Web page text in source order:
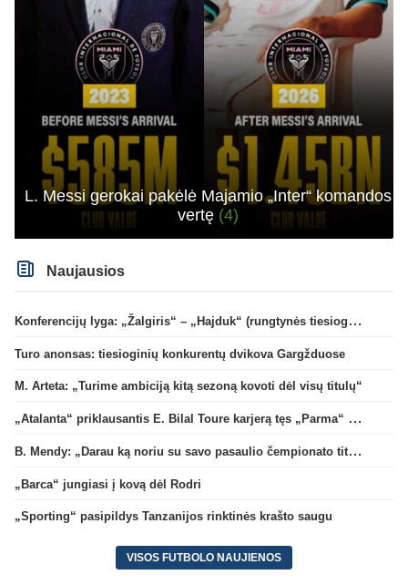
L. Messi gerokai pakėlė Majamio „Inter“ komandos
vertę (4)
Naujausios
Konferencijų lyga: „Žalgiris“ – „Hajduk“ (rungtynės tiesiogiai)
Turo anonsas: tiesioginių konkurentų dvikova Gargžduose
M. Arteta: „Turime ambiciją kitą sezoną kovoti dėl visų titulų“
„Atalanta“ priklausantis E. Bilal Toure karjerą tęs „Parma“ gretose
B. Mendy: „Darau ką noriu su savo pasaulio čempionato titulu“
„Barca“ jungiasi į kovą dėl Rodri
„Sporting“ pasipildys Tanzanijos rinktinės krašto saugu
VISOS FUTBOLO NAUJIENOS